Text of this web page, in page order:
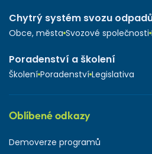
Chytrý systém svozu
Obce, města Svozové společnosti
Poradenství a školení
Školení Poradenství Legislativa
Oblíbené odkazy
Demoverze programů